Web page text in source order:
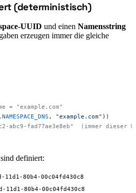
(deterministisch)
UUID und einen Namensstring
erzeugen immer die gleiche
= "example.com"
NAMESPACE_DNS , "example.com" ))
abc9-fad77ae3e8eb"  (immer dieser
definiert:
11d1-80b4-00c04fd430c8
11d1-80b4-00c04fd430c8